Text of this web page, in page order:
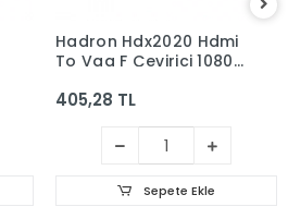
Hadron Hdx2020 Hdmi
To Vga F Çevirici 1080P
405,28 TL
Sepete Ekle